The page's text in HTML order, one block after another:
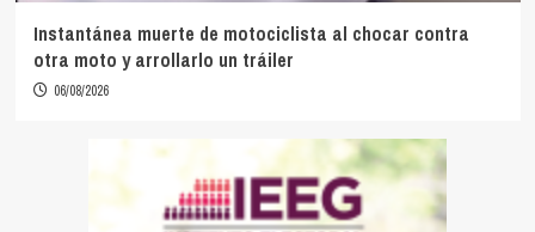
Instantánea muerte de motociclista al chocar contra
otra moto y arrollarlo un tráiler
06/08/2026